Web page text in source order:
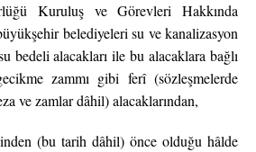
Kuruluş ve Görevleri Hakkında
belediyeleri su ve kanalizasyon
bedeli alacakları ile bu alacaklara bağlı
zammı gibi ferî (sözleşmelerde
ve zamlar dâhil) alacaklarından,
(bu tarih dâhil) önce olduğu hâlde